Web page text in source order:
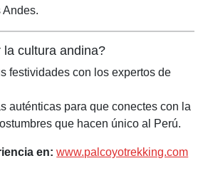
Andes.
cultura andina?
festividades con los expertos de
auténticas para que conectes con la
que hacen único al Perú.
en: www.palcoyotrekking.com